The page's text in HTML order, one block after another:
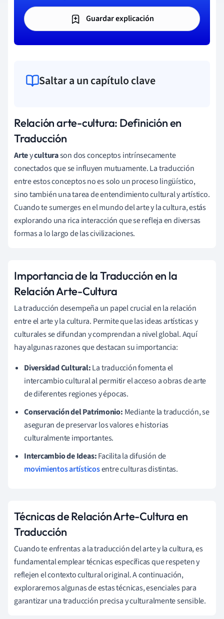
Guardar explicación
Saltar a un capítulo clave
Relación arte-cultura: Definición en
Traducción
Arteyculturason dos conceptos intrínsecamente
conectados que se influyen mutuamente. La traducción
entre estos conceptos no es solo un proceso lingüístico,
sino también una tarea de entendimiento cultural y artístico.
Cuando te sumerges en el mundo del arte y la cultura, estás
explorando una rica interacción que se refleja en diversas
formas a lo largo de las civilizaciones.
Importancia de la Traducción en la
Relación Arte-Cultura
La traducción desempeña un papel crucial en la relación
entre el arte y la cultura. Permite que las ideas artísticas y
culturales se difundan y comprendan a nivel global. Aquí
hay algunas razones que destacan su importancia:
Diversidad Cultural:La traducción fomenta el
intercambio cultural al permitir el acceso a obras de arte
de diferentes regiones y épocas.
Conservación del Patrimonio: Mediante la traducción, se
aseguran de preservar los valores e historias
culturalmente importantes.
Intercambio de Ideas:Facilita la difusión de
movimientos artísticosentre culturas distintas.
Técnicas de Relación Arte-Cultura en
Traducción
Cuando te enfrentas a la traducción del arte y la cultura, es
fundamental emplear técnicas específicas que respeten y
reflejen el contexto cultural original. A continuación,
exploraremos algunas de estas técnicas, esenciales para
garantizar una traducción precisa y culturalmente sensible.